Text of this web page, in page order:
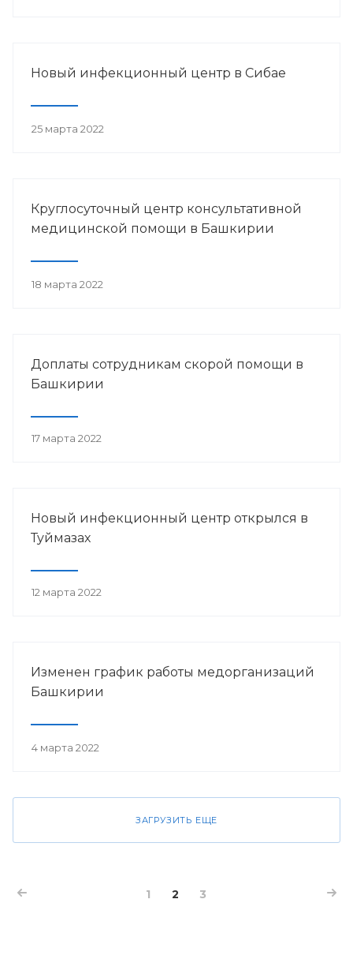
Новый инфекционный центр в Сибае
25 марта 2022
Круглосуточный центр консультативной
медицинской помощи в Башкирии
18 марта 2022
Доплаты сотрудникам скорой помощи в
Башкирии
17 марта 2022
Новый инфекционный центр открылся в
Туймазах
12 марта 2022
Изменен график работы медорганизаций
Башкирии
4 марта 2022
ЗАГРУЗИТЬ ЕЩЕ
1 2 3